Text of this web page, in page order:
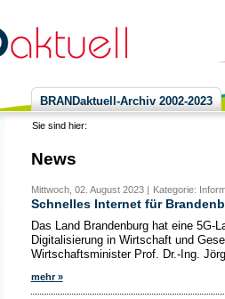
BRANDaktuell-Archiv 2002-2023
Sie sind hier:
News
Mittwoch, 02. August 2023 | Kategorie:
Schnelles Internet für
Das Land Brandenburg hat eine 5G-
Digitalisierung in Wirtschaft und
Wirtschaftsminister Prof. Dr.-Ing.
mehr »